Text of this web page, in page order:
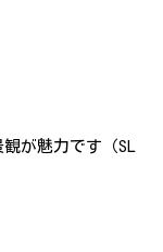
が魅力です（SL